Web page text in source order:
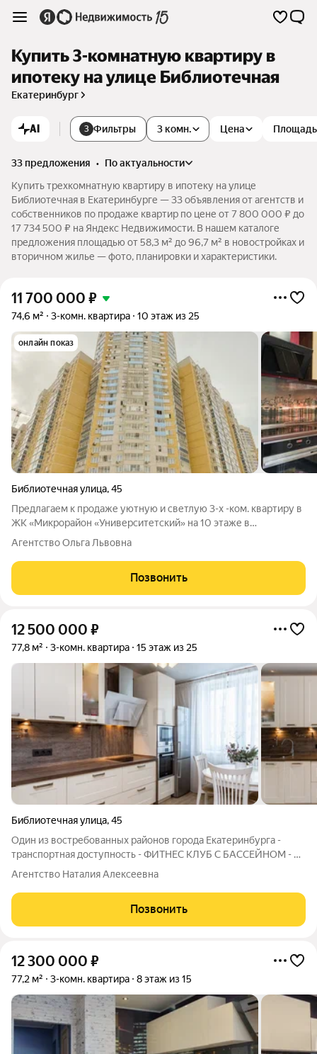
Купить 3-комнатную квартиру в
ипотеку на улице Библиотечная
Екатеринбург
AI 3 Фильтры 3 комн. Цена Площадь
33 предложения •
по актуальности
Купить трехкомнатную квартиру в ипотеку на улице
Библиотечная в Екатеринбурге — 33 объявления от агентств и
собственников по продаже квартир по цене от 7 800 000 ₽ до
17 734 500 ₽ на Яндекс Недвижимости. В нашем каталоге
предложения площадью от 58,3 м² до 96,7 м² в новостройках и
вторичном жилье — фото, планировки и характеристики.
11 700 000 ₽
74,6 м² 3-комн. квартира 10 этаж из 25
онлайн показ
Библиотечная улица,45
Предлагаем к продаже уютную и светлую 3-х -ком. квартиру в
ЖК «Микрорайон «Университетский» на 10 этаже в
монолитном доме 2012 г. постройки. Общая площадь: 74.6 кв.м,
комнаты все
Агентство Ольга Львовна
Позвонить
12 500 000 ₽
77,8 м² 3-комн. квартира 15 этаж из 25
Библиотечная улица,45
Один из востребованных районов города Екатеринбурга -
транспортная доступность - ФИТНЕС КЛУБ С БАССЕЙНОМ - 3
детских сада (34, 299, 299-доп.здание) - 2 школы (36, 134) -
образования
Агентство Наталия Алексеевна
Позвонить
12 300 000 ₽
77,2 м² 3-комн. квартира 8 этаж из 15